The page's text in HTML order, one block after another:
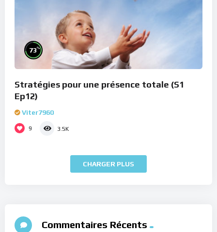
73%
Stratégies pour une présence totale (S1
Ep12)
Viter7960
9 3.5K
CHARGER PLUS
Commentaires Récents